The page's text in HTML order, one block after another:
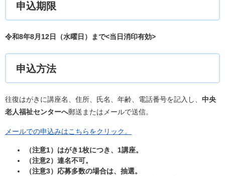
申込期限
令和8年8月12日（水曜日）まで<当日消印有効>
申込方法
往復はがきに講座名、住所、氏名、年齢、電話番号を記入し、 中央
老人福祉センターへ郵送またはメールで送信。
メールでの申込みはこちらをクリック。
（注意1）はがき1枚につき、1講座。
（注意2）連名不可。
（注意3）応募多数の場合は、抽選。